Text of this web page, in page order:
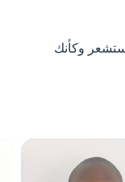
الآن وبعد 5 دقائق ستشعر وكأنك